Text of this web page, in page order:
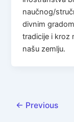
naučnog/
divnim
tradicije i kroz
našu zemlju.
← Previous